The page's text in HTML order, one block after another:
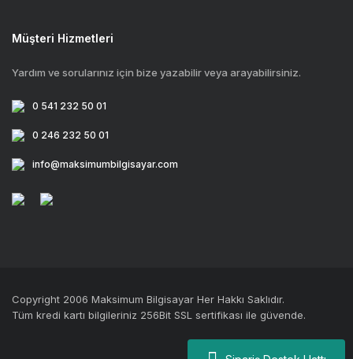
Müşteri Hizmetleri
Yardım ve sorularınız için bize yazabilir veya arayabilirsiniz.
0 541 232 50 01
0 246 232 50 01
info@maksimumbilgisayar.com
Copyright 2006 Maksimum Bilgisayar Her Hakkı Saklıdır.
Tüm kredi kartı bilgileriniz 256Bit SSL sertifikası ile güvende.